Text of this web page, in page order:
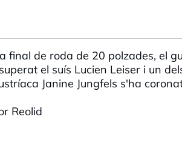
final de roda de 20 polzades, el
el suís Lucien Leiser i un
Janine Jungfels s'ha
Reolid